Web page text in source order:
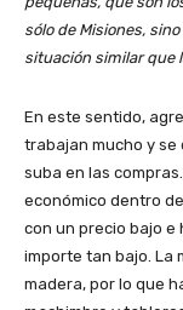
sólo de Misiones,
situación similar que
En este sentido,
trabajan mucho y se
suba en las
económico dentro
con un precio bajo e
importe tan bajo. La
madera, por lo que